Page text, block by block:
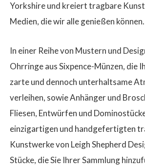
Yorkshire und kreiert tragbare
Medien, die wir alle genießen können.
In einer Reihe von Mustern und
Ohrringe aus Sixpence-Münzen, die
zarte und dennoch unterhaltsame
verleihen, sowie Anhänger und
Fliesen, Entwürfen und
einzigartigen und handgefertigten
Kunstwerke von Leigh Shepherd
Stücke, die Sie Ihrer Sammlung